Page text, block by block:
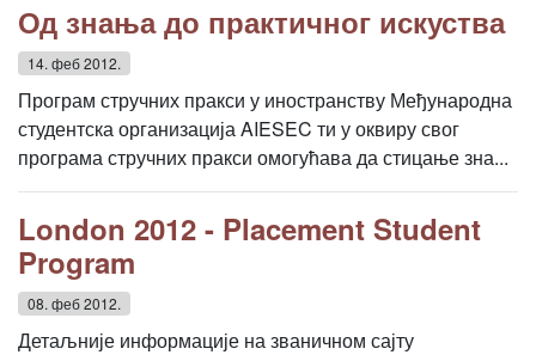
Од знања до практичног искуства
14. феб 2012.
Програм стручних пракси у иностранству Међународна
студентска организација AIESEC ти у оквиру свог
програма стручних пракси омогућава да стицање зна...
London 2012 - Placement Student
Program
08. феб 2012.
Детаљније информације на званичном сајту